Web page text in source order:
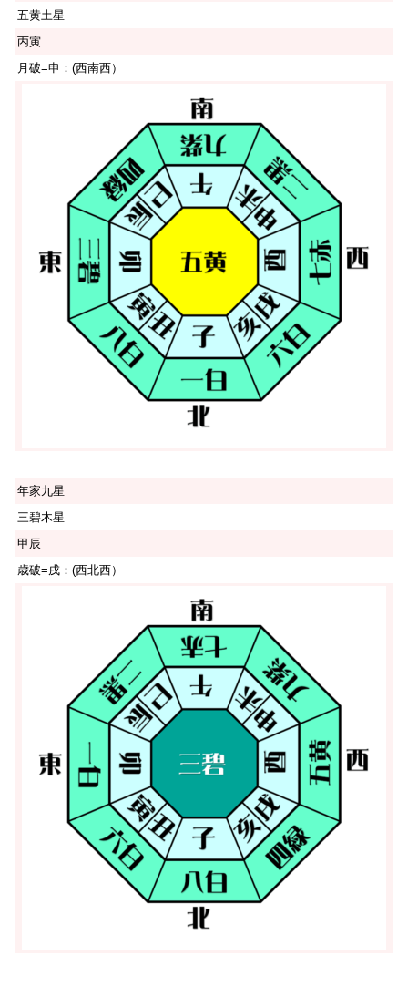
五黄土星
丙寅
月破=申：(西南西）
年家九星
三碧木星
甲辰
歳破=戌：(西北西）